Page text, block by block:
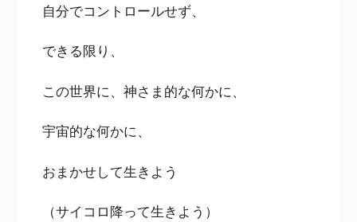
自分でコントロールせず、
できる限り、
この世界に、神さま的な何かに、
宇宙的な何かに、
おまかせして生きよう
（サイコロ降って生きよう）